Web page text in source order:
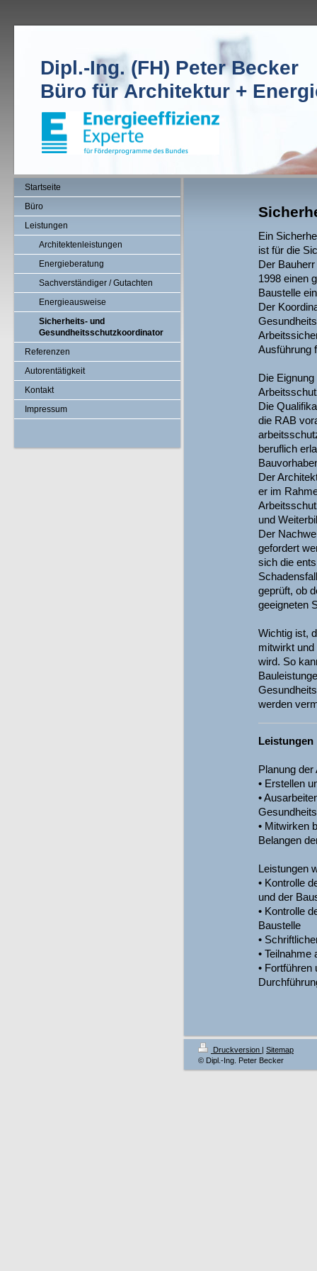
Dipl.-Ing. (FH) Peter Becker
Büro für Architektur +
Startseite
Büro
Leistungen
Architektenleistungen
Energieberatung
Sachverständiger / Gutachten
Energieausweise
Sicherheits- und
Gesundheitsschutzkoordinator
Referenzen
Autorentätigkeit
Kontakt
Impressum
Ein
ist für die
Der
1998 einen
Baustelle
Der
Ausführung
Die
Die
die RAB
beruflich
Der
er im
und
Der
gefordert
sich die
geprüft, ob
geeigneten
Wichtig ist,
mitwirkt und
wird. So
werden
Leistungen
Planung
• Erstellen
•
• Mitwirken
Belangen
Leistungen
• Kontrolle
und der
• Kontrolle
Baustelle
•
•
•
Druckversion | Sitemap
© Dipl.-Ing. Peter Becker